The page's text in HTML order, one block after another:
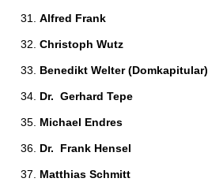
Alfred Frank
Christoph Wutz
Benedikt Welter (Domkapitular)
Dr.  Gerhard Tepe
Michael Endres
Dr.  Frank Hensel
Matthias Schmitt